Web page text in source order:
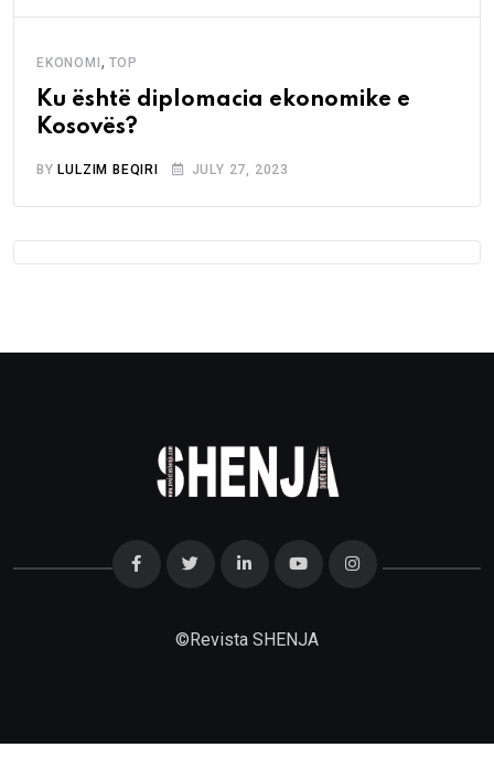
EKONOMI , TOP
Ku është diplomacia ekonomike e
Kosovës?
BY LULZIM BEQIRI JULY 27, 2023
©Revista SHENJA